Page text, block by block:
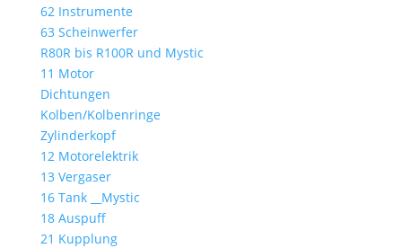
62 Instrumente
63 Scheinwerfer
R80R bis R100R und Mystic
11 Motor
Dichtungen
Kolben/Kolbenringe
Zylinderkopf
12 Motorelektrik
13 Vergaser
16 Tank __Mystic
18 Auspuff
21 Kupplung